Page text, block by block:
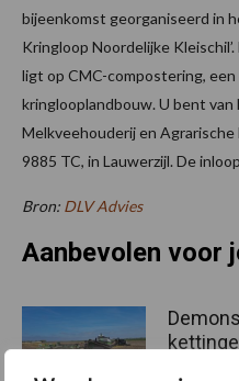
bijeenkomst georganiseerd in
Kringloop Noordelijke
ligt op CMC-compostering,
kringlooplandbouw. U bent
Melkveehouderij en
9885 TC, in Lauwerzijl. De
Bron: DLV Advies
Aanbevolen voor